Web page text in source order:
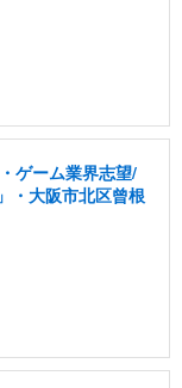
ゲーム業界志望/
・大阪市北区曾根